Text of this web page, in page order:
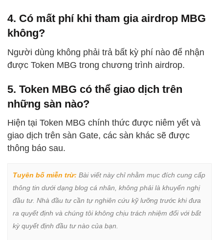
4. Có mất phí khi tham gia airdrop MBG
không?
Người dùng không phải trả bất kỳ phí nào để nhận
được Token MBG trong chương trình airdrop.
5. Token MBG có thể giao dịch trên
những sàn nào?
Hiện tại Token MBG chính thức được niêm yết và
giao dịch trên sàn Gate, các sàn khác sẽ được
thông báo sau.
Tuyên bố miễn trừ: Bài viết này chỉ nhằm mục đích cung cấp
thông tin dưới dạng blog cá nhân, không phải là khuyến nghị
đầu tư. Nhà đầu tư cần tự nghiên cứu kỹ lưỡng trước khi đưa
ra quyết định và chúng tôi không chịu trách nhiệm đối với bất
kỳ quyết định đầu tư nào của bạn.